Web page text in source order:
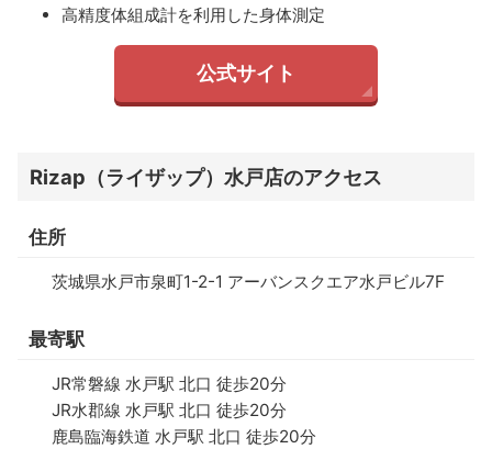
高精度体組成計を利用した身体測定
公式サイト
Rizap（ライザップ）水戸店のアクセス
住所
茨城県水戸市泉町1-2-1 アーバンスクエア水戸ビル7F
最寄駅
JR常磐線 水戸駅 北口 徒歩20分
JR水郡線 水戸駅 北口 徒歩20分
鹿島臨海鉄道 水戸駅 北口 徒歩20分